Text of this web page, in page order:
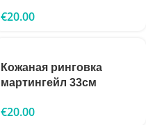
€20.00
Кожаная ринговка
мартингейл 33см
€20.00